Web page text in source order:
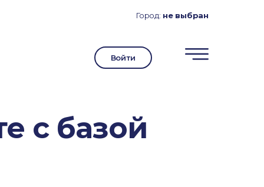
Город: не выбран
Войти
с базой